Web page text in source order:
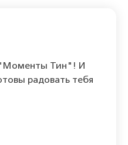
"Моменты Тин"! И
радовать тебя